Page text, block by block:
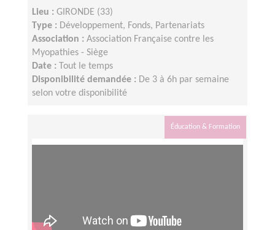
Lieu : GIRONDE (33)
Type : Développement, Fonds, Partenariats
Association : Association Française contre les
Myopathies - Siège
Date :
Tout le temps
Disponibilité demandée : De 3 à 6h par semaine
selon votre disponibilité
Éducation & Formation